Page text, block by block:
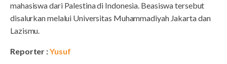
mahasiswa dari Palestina di Indonesia. Beasiswa tersebut
disalurkan melalui Universitas Muhammadiyah Jakarta dan
Lazismu.
Reporter :Yusuf